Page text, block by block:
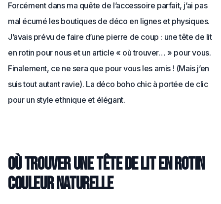
Forcément dans ma quête de l’accessoire parfait, j’ai pas
mal écumé les boutiques de déco en lignes et physiques.
J’avais prévu de faire d’une pierre de coup : une tête de lit
en rotin pour nous et un article « où trouver… » pour vous.
Finalement, ce ne sera que pour vous les amis ! (Mais j’en
suis tout autant ravie). La déco boho chic à portée de clic
pour un style ethnique et élégant.
Où trouver une tête de lit en rotin
couleur naturelle